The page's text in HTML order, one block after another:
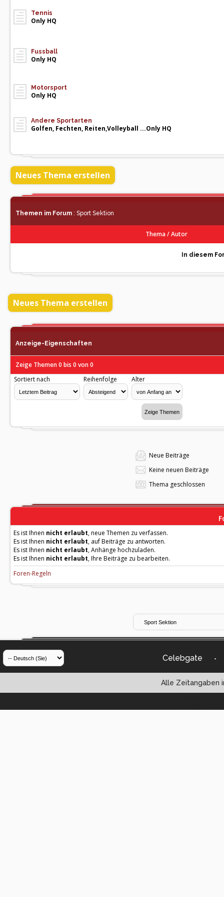
Tennis
Only HQ
Fussball
Only HQ
Motorsport
Only HQ
Andere Sportarten
Golfen, Fechten, Reiten,Volleyball ...Only HQ
Neues Thema erstellen
Themen im Forum : Sport Sektion
Thema/Autor
In diesem
Neues Thema erstellen
Anzeige-Eigenschaften
Zeige Themen 0 bis 0 von 0
Sortiert nach
Reihenfolge Alter
Neue Beiträge
Keine neuen Beiträge
Thema geschlossen
Es ist Ihnen nicht erlaubt, neue Themen zu verfassen.
Es ist Ihnen nicht erlaubt, auf Beiträge zu antworten.
Es ist Ihnen nicht erlaubt, Anhänge hochzuladen.
Es ist Ihnen nicht erlaubt, Ihre Beiträge zu bearbeiten.
Foren-Regeln
Celebgate -
Alle Zeitangaben